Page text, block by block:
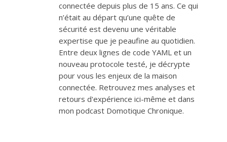
connectée depuis plus de 15 ans. Ce qui
n’était au départ qu’une quête de
sécurité est devenu une véritable
expertise que je peaufine au quotidien.
Entre deux lignes de code YAML et un
nouveau protocole testé, je décrypte
pour vous les enjeux de la maison
connectée. Retrouvez mes analyses et
retours d'expérience ici-même et dans
mon podcast Domotique Chronique.